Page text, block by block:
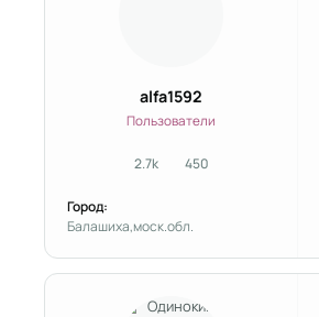
alfa1592
Пользователи
2.7kсообщения
450Репутация
Город:
Балашиха,моск.обл.